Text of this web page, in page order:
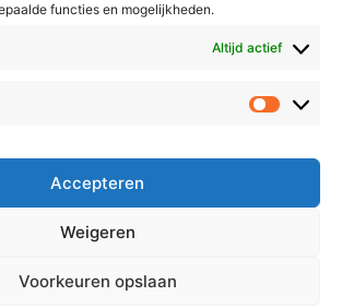
functies en mogelijkheden.
Altijd actief
Accepteren
Weigeren
Voorkeuren opslaan